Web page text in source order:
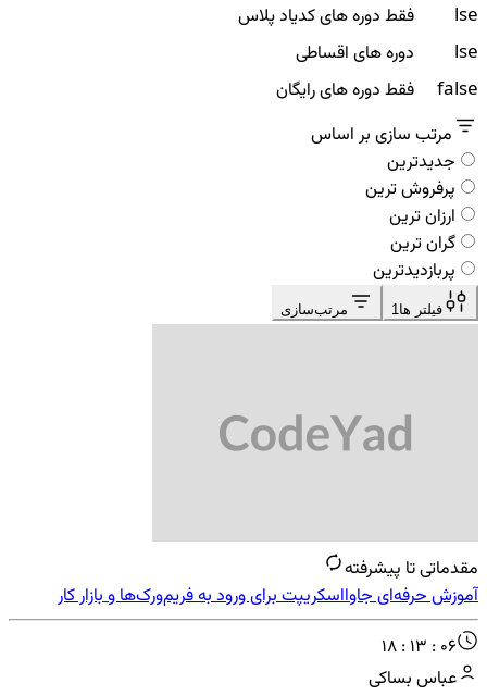
false فقط دوره های کدیاد پلاس
false دوره های اقساطی
false
فقط دوره های رایگان
مرتب سازی بر اساس
جدیدترین
پرفروش ترین
ارزان ترین
گران ترین
پربازدیدترین
فیلتر ها 1 مرتب‌سازی
مقدماتی تا پیشرفته
آموزش حرفه‌ای جاوااسکریپت برای ورود به فریم‌ورک‌ها و بازار کار
همگام با هوش مصنوعی
18 : 13 : 06
عباس بساکی